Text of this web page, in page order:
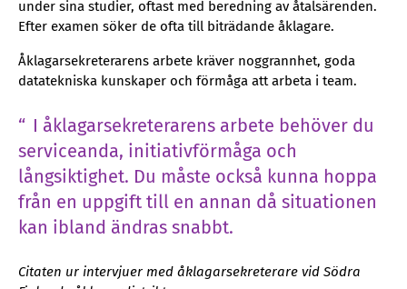
under sina studier, oftast med beredning av åtalsärenden.
Efter examen söker de ofta till biträdande åklagare.
Åklagarsekreterarens arbete kräver noggrannhet, goda
datatekniska kunskaper och förmåga att arbeta i team.
I åklagarsekreterarens arbete behöver du
serviceanda, initiativförmåga och
långsiktighet. Du måste också kunna hoppa
från en uppgift till en annan då situationen
kan ibland ändras snabbt.
Citaten ur intervjuer med åklagarsekreterare vid Södra